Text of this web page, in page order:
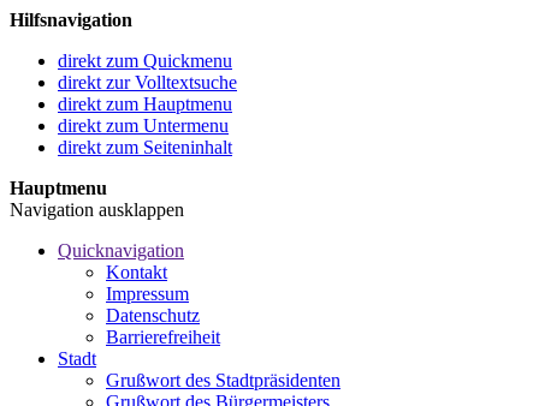
Hilfsnavigation
direkt zum Quickmenu
direkt zur Volltextsuche
direkt zum Hauptmenu
direkt zum Untermenu
direkt zum Seiteninhalt
Hauptmenu
Navigation ausklappen
Quicknavigation
Kontakt
Impressum
Datenschutz
Barrierefreiheit
Stadt
Grußwort des Stadtpräsidenten
Grußwort des Bürgermeisters